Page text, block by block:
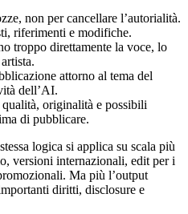
non per cancellare l’autorialità.
riferimenti e modifiche.
troppo direttamente la voce, lo
attorno al tema del
dell’AI.
originalità e possibili
di pubblicare.
logica si applica su scala più
versioni internazionali, edit per i
Ma più l’output
diritti, disclosure e